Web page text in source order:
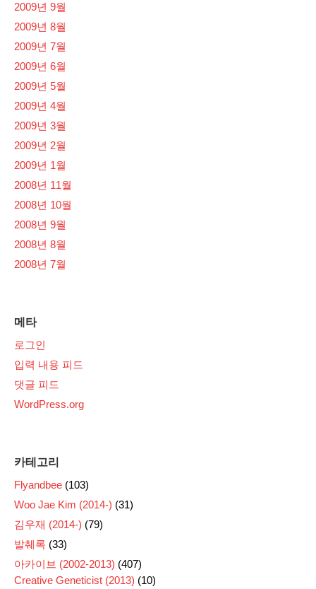
2009년 9월
2009년 8월
2009년 7월
2009년 6월
2009년 5월
2009년 4월
2009년 3월
2009년 2월
2009년 1월
2008년 11월
2008년 10월
2008년 9월
2008년 8월
2008년 7월
메타
로그인
입력 내용 피드
댓글 피드
WordPress.org
카테고리
Flyandbee (103)
Woo Jae Kim (2014-) (31)
김우재 (2014-) (79)
발췌록 (33)
아카이브 (2002-2013) (407)
Creative Geneticist (2013) (10)